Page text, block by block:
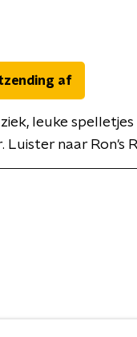
af
leuke
Luister naar Ron's